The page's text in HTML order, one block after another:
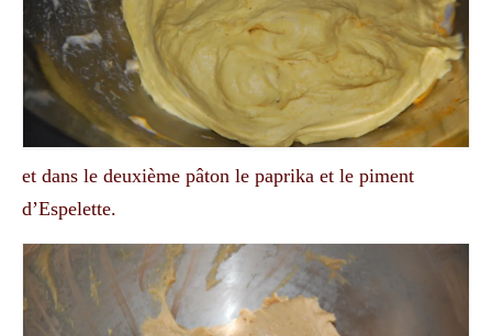
et dans le deuxième pâton le paprika et le piment
d’Espelette.